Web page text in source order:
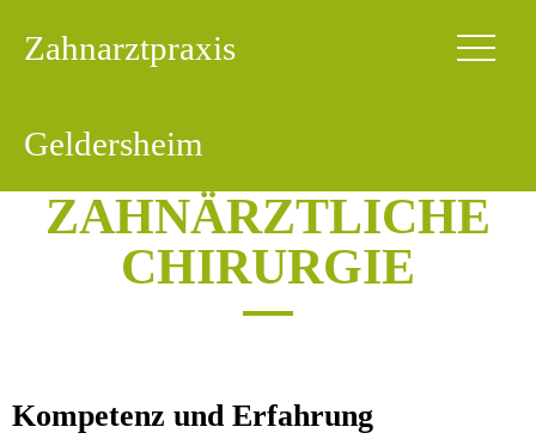
Zahnarztpraxis
Geldersheim
ZAHNÄRZTLICHE
CHIRURGIE
Kompetenz und Erfahrung